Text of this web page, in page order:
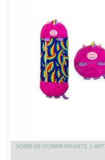
SOBRE DE DORMIR INFANTIL 1.4MT